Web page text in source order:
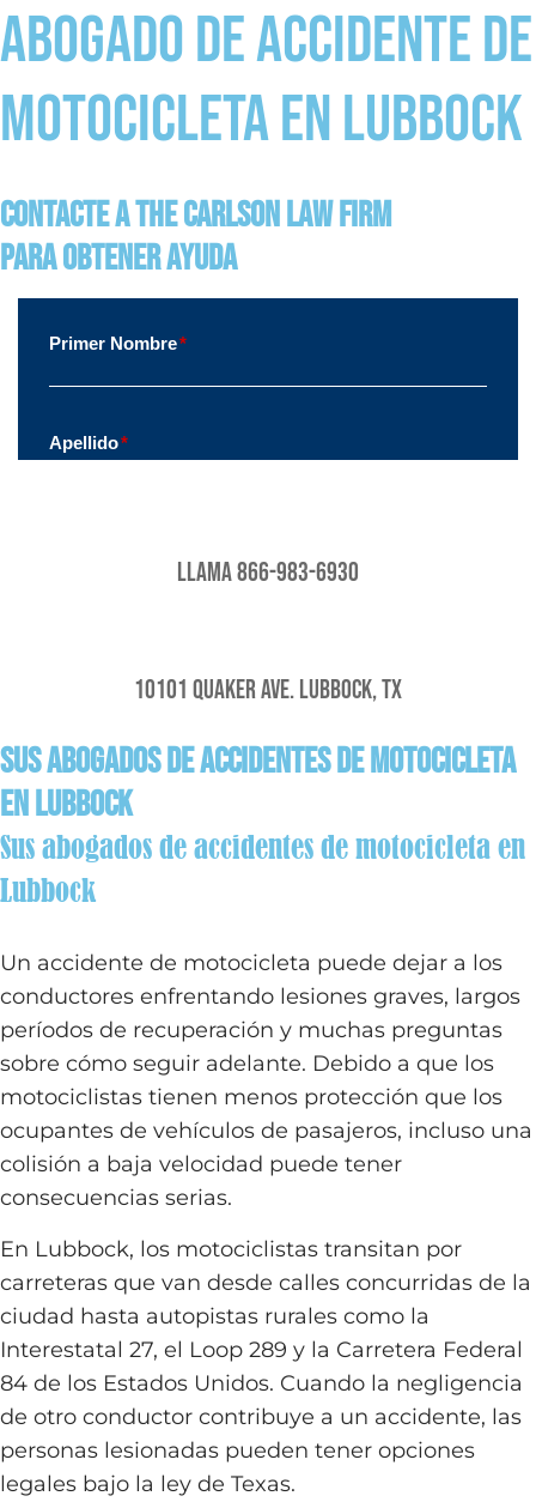
Abogado de accidente de
motocicleta en lubbock
Contacte a The Carlson Law Firm
para obtener ayuda
Llama 866-983-6930
10101 Quaker Ave. Lubbock, TX
Sus abogados de accidentes de motocicleta
en Lubbock
Sus abogados de accidentes de motocicleta en
Lubbock
Un accidente de motocicleta puede dejar a los
conductores enfrentando lesiones graves, largos
períodos de recuperación y muchas preguntas
sobre cómo seguir adelante. Debido a que los
motociclistas tienen menos protección que los
ocupantes de vehículos de pasajeros, incluso una
colisión a baja velocidad puede tener
consecuencias serias.
En Lubbock, los motociclistas transitan por
carreteras que van desde calles concurridas de la
ciudad hasta autopistas rurales como la
Interestatal 27, el Loop 289 y la Carretera Federal
84 de los Estados Unidos. Cuando la negligencia
de otro conductor contribuye a un accidente, las
personas lesionadas pueden tener opciones
legales bajo la ley de Texas.